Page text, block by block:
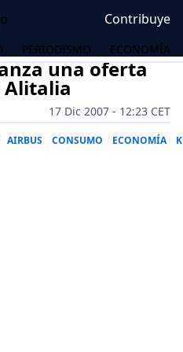
Contribuye
PERIODISMO ECONOMÍA
una oferta
Alitalia
17 Dic 2007 - 12:23 CET
AIRBUS CONSUMO ECONOMÍA